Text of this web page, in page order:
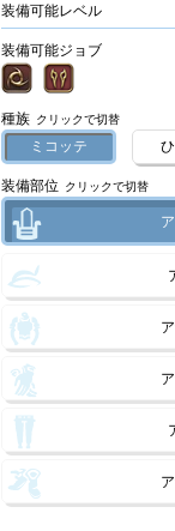
装備部位 クリックで切替
種族 クリックで切替
ミコッテ
装備可能レベル
装備可能ジョブ